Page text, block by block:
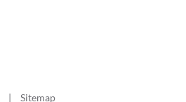
| Sitemap